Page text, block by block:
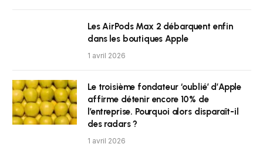
Les AirPods Max 2 débarquent enfin
dans les boutiques Apple
1 avril 2026
Le troisième fondateur ‘oublié’ d’Apple
affirme détenir encore 10% de
l’entreprise. Pourquoi alors disparaît-il
des radars ?
1 avril 2026